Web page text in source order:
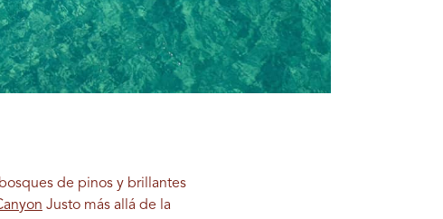
de pinos y brillantes
Justo más allá de la